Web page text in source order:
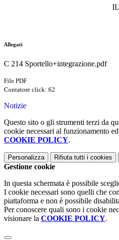
Allegati
C 214 Sportello+integrazione.pdf
File PDF
Contatore click: 62
Notizie
Questo sito o gli strumenti terzi da
cookie necessari al funzionamento
COOKIE POLICY.
Personalizza Rifiuta tutti i cookies
Gestione cookie
In questa schermata è possibile
I cookie necessari sono quelli che
piattaforma e non è possibile
Per conoscere quali sono i cookie
visionare la COOKIE POLICY.